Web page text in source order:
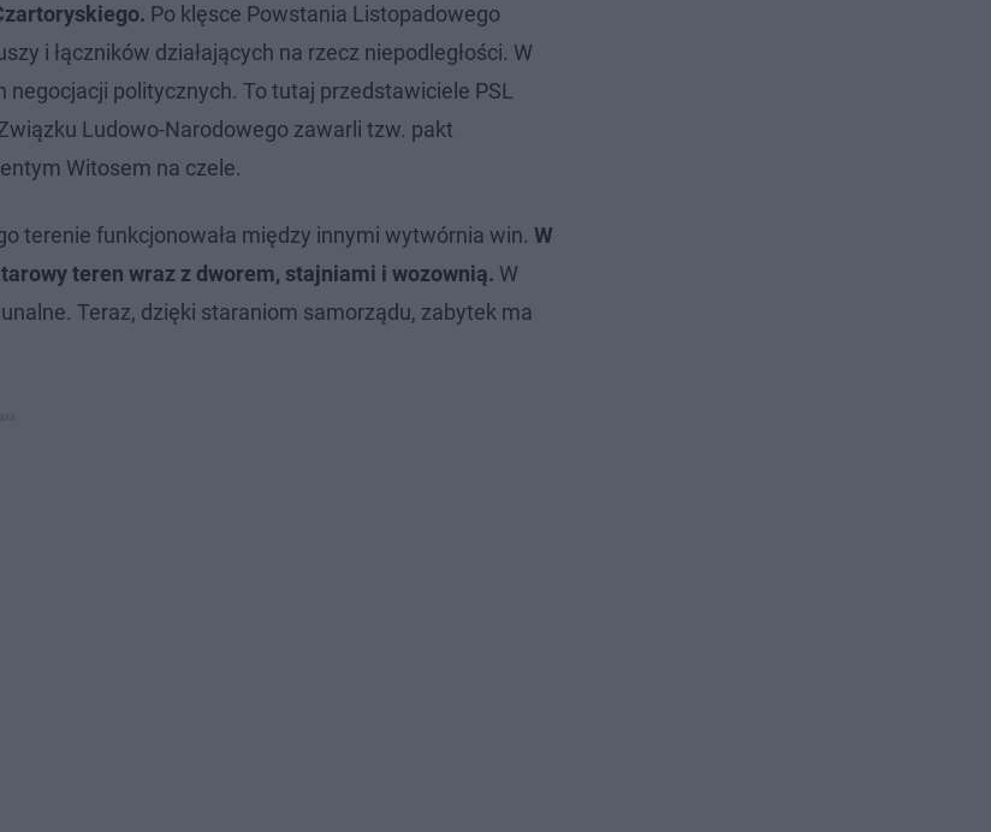
Po klęsce Powstania Listopadowego
i łączników działających na rzecz niepodległości. W
politycznych. To tutaj przedstawiciele PSL
Ludowo-Narodowego zawarli tzw. pakt
Witosem na czele.
terenie funkcjonowała między innymi wytwórnia win. W
teren wraz z dworem, stajniami i wozownią. W
Teraz, dzięki staraniom samorządu, zabytek ma